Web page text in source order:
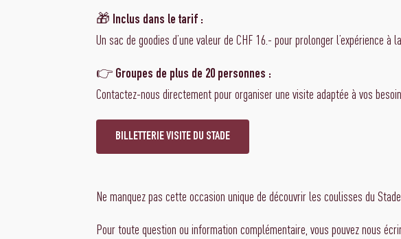
🎁 Inclus dans le tarif :
Un sac de goodies d’une valeur de CHF 16.- pour prolonger l’expérience à
👉 Groupes de plus de 20 personnes :
Contactez-nous directement pour organiser une visite adaptée à vos
BILLETTERIE VISITE DU STADE
Ne manquez pas cette occasion unique de découvrir les coulisses du
Pour toute question ou information complémentaire, vous pouvez nous